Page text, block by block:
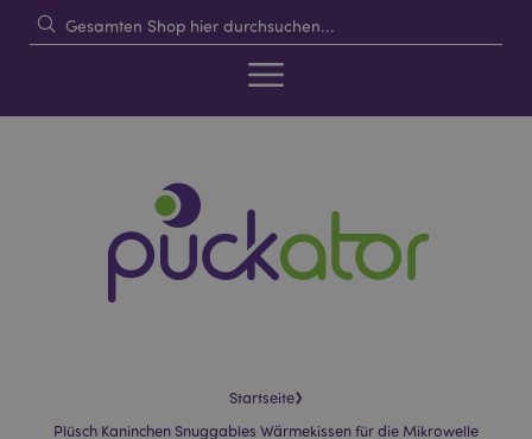
Startseite›
Plüsch Kaninchen Snuggables Wärmekissen für die Mikrowelle